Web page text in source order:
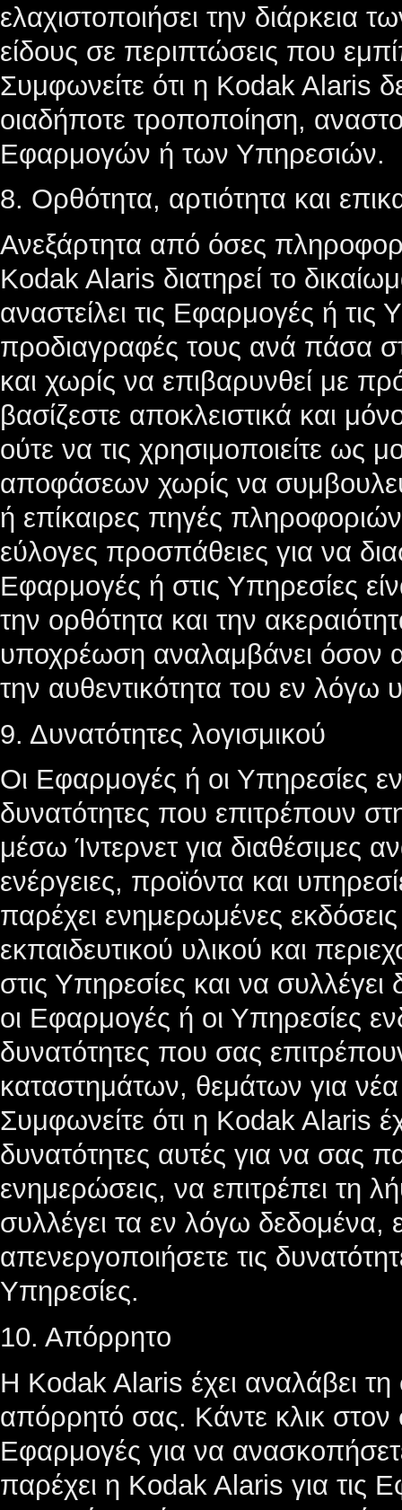
ελαχιστοποιήσει την διάρκεια
είδους σε περιπτώσεις που
Συμφωνείτε ότι η Kodak Alaris
οιαδήποτε τροποποίηση,
Εφαρμογών ή των Υπηρεσιών.
8. Ορθότητα, αρτιότητα και
Ανεξάρτητα από όσες
Kodak Alaris διατηρεί το
αναστείλει τις Εφαρμογές ή τις
προδιαγραφές τους ανά πάσα
και χωρίς να επιβαρυνθεί με
βασίζεστε αποκλειστικά και
ούτε να τις χρησιμοποιείτε ως
αποφάσεων χωρίς να
ή επίκαιρες πηγές
εύλογες προσπάθειες για να
Εφαρμογές ή στις Υπηρεσίες
την ορθότητα και την
υποχρέωση αναλαμβάνει όσον
την αυθεντικότητα του εν λόγω
9. Δυνατότητες λογισμικού
Οι Εφαρμογές ή οι Υπηρεσίες
δυνατότητες που επιτρέπουν
μέσω Ίντερνετ για διαθέσιμες
ενέργειες, προϊόντα και
παρέχει ενημερωμένες
εκπαιδευτικού υλικού και
στις Υπηρεσίες και να
οι Εφαρμογές ή οι Υπηρεσίες
δυνατότητες που σας
καταστημάτων, θεμάτων για
Συμφωνείτε ότι η Kodak Alaris
δυνατότητες αυτές για να σας
ενημερώσεις, να επιτρέπει τη
συλλέγει τα εν λόγω δεδομένα,
απενεργοποιήσετε τις
Υπηρεσίες.
10. Απόρρητο
Η Kodak Alaris έχει αναλάβει
απόρρητό σας. Κάντε κλικ
Εφαρμογές για να
παρέχει η Kodak Alaris για τις